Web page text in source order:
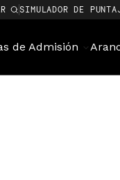
SIMULADOR DE
de Admisión